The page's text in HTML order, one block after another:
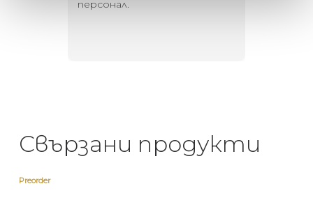
персонал.
Свързани продукти
Preorder